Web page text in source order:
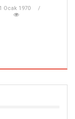
Ocak 1970